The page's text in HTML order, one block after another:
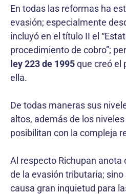
En todas las reformas ha
evasión; especialmente
incluyó en el título II el
procedimiento de cobro”;
ley 223 de 1995que creó el
ella.
De todas maneras sus
altos, además de los
posibilitan con la compleja
Al respecto Richupan anota
de la evasión tributaria;
causa gran inquietud para